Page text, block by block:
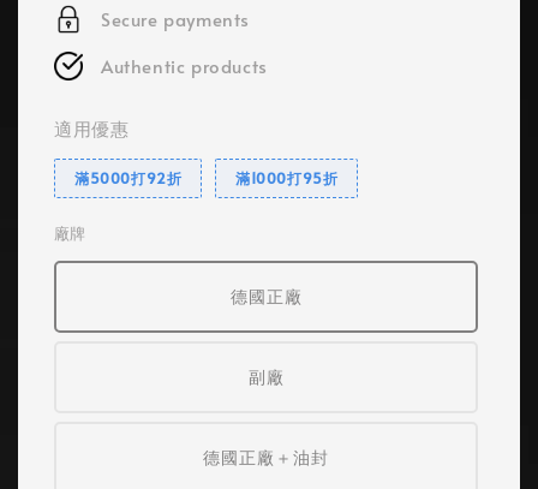
Secure payments
Authentic products
適用優惠
滿5000打92折 滿1000打95折
廠牌
德國正廠
副廠
德國正廠＋油封